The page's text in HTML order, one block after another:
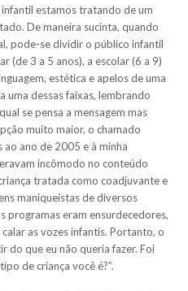
estamos tratando de um
De maneira sucinta, quando
pode-se dividir o público infantil
(de 3 a 5 anos), a escolar (6 a 9)
estética e apelos de uma
uma dessas faixas, lembrando
se pensa a mensagem mas
muito maior, o chamado
ano de 2005 e à minha
incômodo no conteúdo
tratada como coadjuvante e
maniqueístas de diversos
programas eram ensurdecedores,
as vozes infantis. Portanto, o
do que eu não queria fazer. Foi
de criança você é?”.